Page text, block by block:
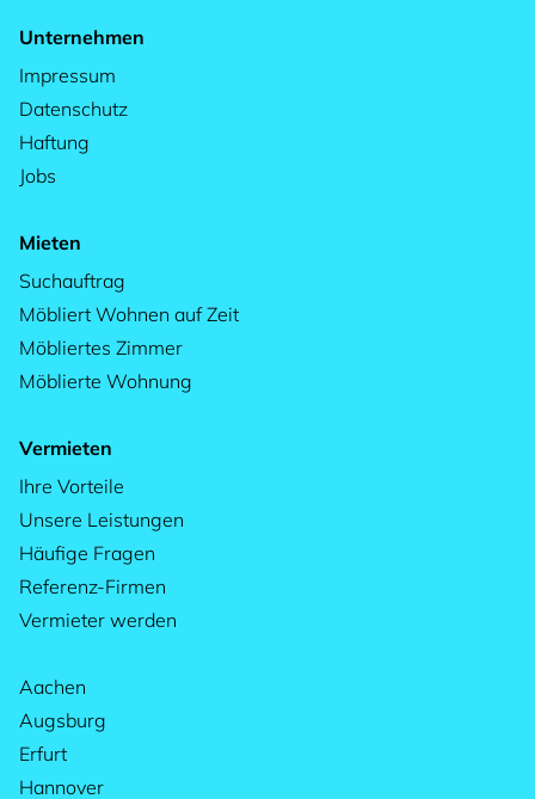
Unternehmen
Impressum
Datenschutz
Haftung
Jobs
Mieten
Suchauftrag
Möbliert Wohnen auf Zeit
Möbliertes Zimmer
Möblierte Wohnung
Vermieten
Ihre Vorteile
Unsere Leistungen
Häufige Fragen
Referenz-Firmen
Vermieter werden
Aachen
Augsburg
Erfurt
Hannover